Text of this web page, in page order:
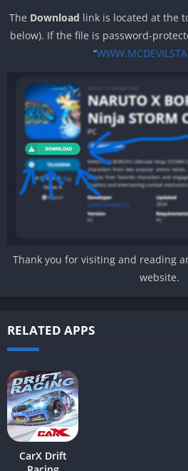
The Download link is located at the
below). If the file is password-
“
Thank you for visiting and reading
website.
RELATED APPS
CarX Drift